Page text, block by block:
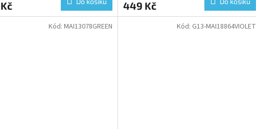
449 Kč
Kód: MAI13078GREEN Kód: G13-MAI18864VIOLET